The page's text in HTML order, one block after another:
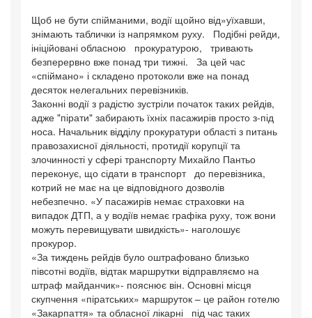
Щоб не бути спійманими, водії щойно від»уїхавши,
знімають таблички із напрямком руху. Подібні рейди,
ініційовані обласною прокуратурою, тривають
безперервно вже понад три тижні. За цей час
«спіймано» і складено протоколи вже на понад
десяток нелегальних перевізників.
Законні водії з радістю зустріли початок таких рейдів,
адже "пірати" забирають їхніх пасажирів просто з-під
носа. Начальник відділу прокуратури області з питань
правозахисної діяльності, протидії корупції та
злочинності у сфері транспорту Михайло Пантьо
переконує, що сідати в транспорт до перевізника,
котрий не має на це відповідного дозволів
небезпечно. «У пасажирів немає страховки на
випадок ДТП, а у водіїв немає графіка руху, тож вони
можуть перевищувати швидкість»- наголошує
прокурор.
«За тиждень рейдів було оштрафовано близько
півсотні водіїв, відтак маршрутки відправляємо на
штраф майданчик»- пояснює він. Основні місця
скупчення «піратських» маршруток – це район готелю
«Закарпаття» та обласної лікарні під час таких